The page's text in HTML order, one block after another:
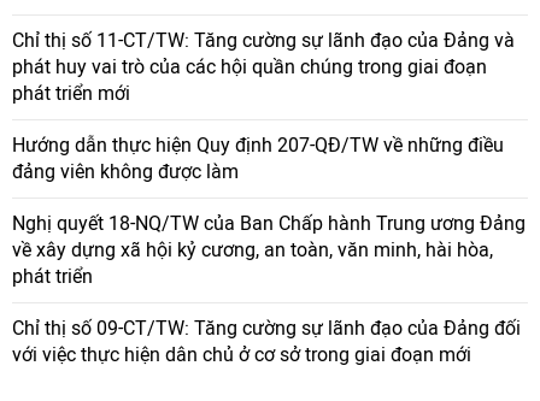
Chỉ thị số 11-CT/TW: Tăng cường sự lãnh đạo của Đảng và
phát huy vai trò của các hội quần chúng trong giai đoạn
phát triển mới
Hướng dẫn thực hiện Quy định 207-QĐ/TW về những điều
đảng viên không được làm
Nghị quyết 18-NQ/TW của Ban Chấp hành Trung ương Đảng
về xây dựng xã hội kỷ cương, an toàn, văn minh, hài hòa,
phát triển
Chỉ thị số 09-CT/TW: Tăng cường sự lãnh đạo của Đảng đối
với việc thực hiện dân chủ ở cơ sở trong giai đoạn mới